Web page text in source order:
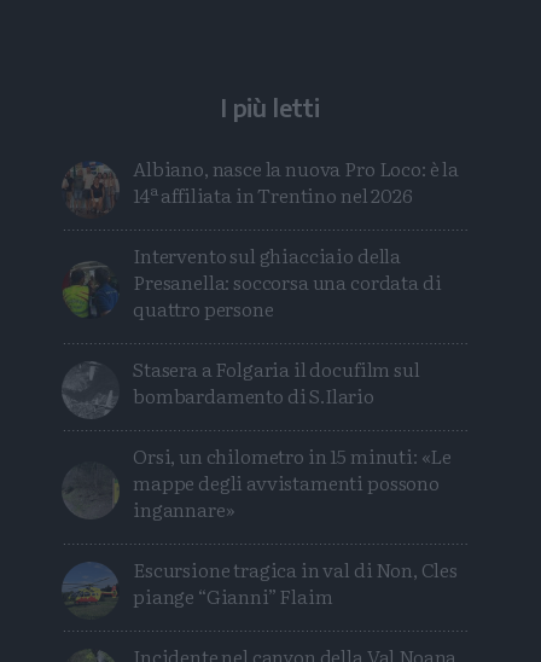
I più letti
Albiano, nasce la nuova Pro Loco: è la
14ª affiliata in Trentino nel 2026
Intervento sul ghiacciaio della
Presanella: soccorsa una cordata di
quattro persone
Stasera a Folgaria il docufilm sul
bombardamento di S.Ilario
Orsi, un chilometro in 15 minuti: «Le
mappe degli avvistamenti possono
ingannare»
Escursione tragica in val di Non, Cles
piange “Gianni” Flaim
Incidente nel canyon della Val Noana,